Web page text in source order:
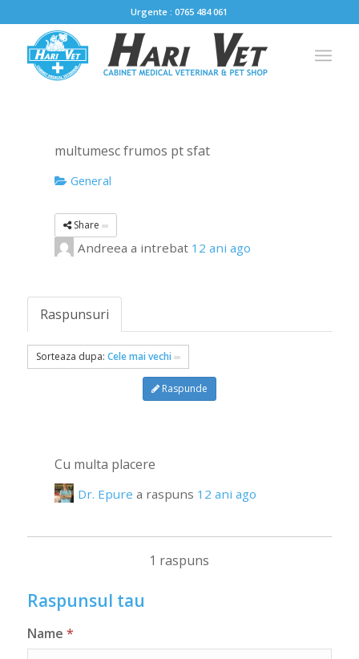
Urgente : 0765 484 061
multumesc frumos pt sfat
General
Share
Andreea a intrebat 12 ani ago
Raspunsuri
Sorteaza dupa: Cele mai vechi
Raspunde
Cu multa placere
Dr. Epure a raspuns 12 ani ago
1 raspuns
Raspunsul tau
Name *